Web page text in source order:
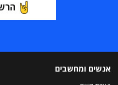
אנשים ומחשבים